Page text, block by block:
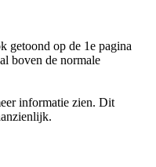
getoond op de 1e pagina
boven de normale
informatie zien. Dit